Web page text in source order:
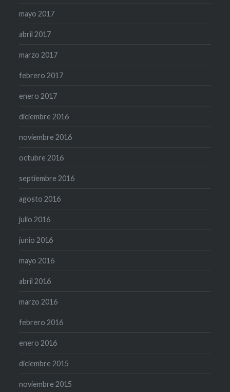
mayo 2017
abril 2017
marzo 2017
febrero 2017
enero 2017
diciembre 2016
noviembre 2016
octubre 2016
septiembre 2016
agosto 2016
julio 2016
junio 2016
mayo 2016
abril 2016
marzo 2016
febrero 2016
enero 2016
diciembre 2015
noviembre 2015